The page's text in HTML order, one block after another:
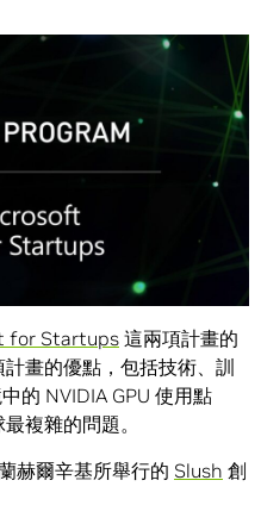
各自的人工智慧新創公司加
力的年輕公司。
for Startups 這兩項計畫的
畫的優點，包括技術、訓
的 NVIDIA GPU 使用點
複雜的問題。
赫爾辛基所舉行的 Slush 創